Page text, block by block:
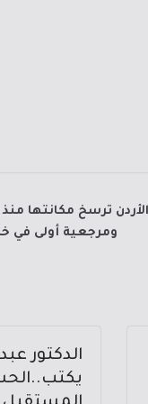
ترسخ مكانتها
ومرجعية أولى في
الدكتور